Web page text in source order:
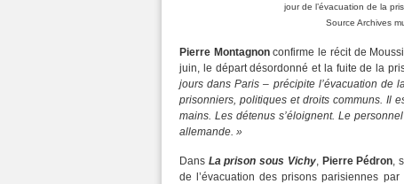
jour de l’évacuation de la
Source Archives
Pierre Montagnonconfirme le récit de
juin, le départ désordonné et la fuite de la
jours dans Paris – précipite l’évacuation de
prisonniers, politiques et droits communs. Il
mains. Les détenus s’éloignent. Le
allemande. »
Dans La prison sous Vichy, Pierre Pédron,
de l’évacuation des prisons parisiennes